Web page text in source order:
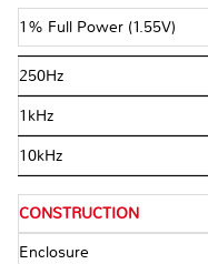
1% Full Power (1.55V)
250Hz
1kHz
10kHz
CONSTRUCTION
Enclosure